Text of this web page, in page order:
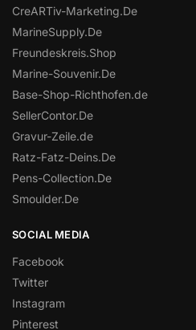
CreARTiv-Marketing.De
MarineSupply.De
Freundeskreis.Shop
Marine-Souvenir.De
Base-Shop-Richthofen.de
SellerContor.De
Gravur-Zeile.de
Ratz-Fatz-Deins.De
Pens-Collection.De
Smoulder.De
SOCIAL MEDIA
Facebook
Twitter
Instagram
Pinterest